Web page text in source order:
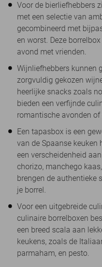
Voor de bierliefhebbers
met een selectie van
gecombineerd met
en worst. Deze
avond met vrienden.
Wijnliefhebbers kunnen
zorgvuldig gekozen
heerlijke snacks zoals
bieden een verfijnde
romantische avonden
Een tapasbox is een
van de Spaanse keuken
een verscheidenheid
chorizo, manchego
brengen de authentieke
je borrel.
Voor een uitgebreide
culinaire borrelboxen
een breed scala aan
keukens, zoals de
parmaham, en pesto.